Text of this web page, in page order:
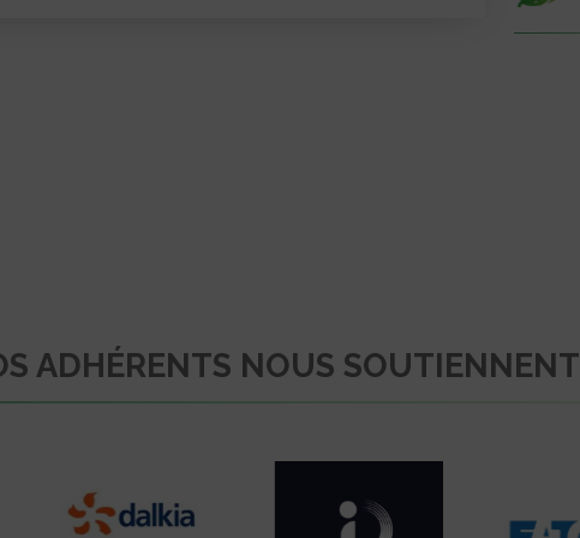
ADHÉRENTS NOUS SOUTIENNENT